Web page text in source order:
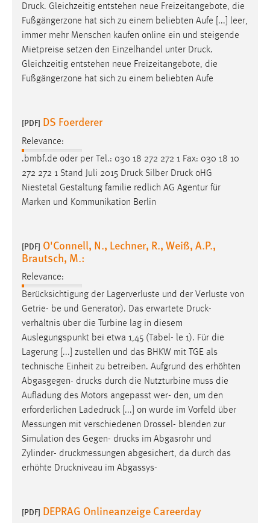
Druck. Gleichzeitig entstehen neue Freizeitangebote, die
Fußgängerzone hat sich zu einem beliebten Aufe [...] leer,
immer mehr Menschen kaufen online ein und steigende
Mietpreise setzen den Einzelhandel unter Druck.
Gleichzeitig entstehen neue Freizeitangebote, die
Fußgängerzone hat sich zu einem beliebten Aufe
[PDF] DS Foerderer
Relevance:
.bmbf.de oder per Tel.: 030 18 272 272 1 Fax: 030 18 10
272 272 1 Stand Juli 2015 Druck Silber Druck oHG
Niestetal Gestaltung familie redlich AG Agentur für
Marken und Kommunikation Berlin
[PDF] O'Connell, N., Lechner, R., Weiß, A.P.,
Brautsch, M.:
Relevance:
Berücksichtigung der Lagerverluste und der Verluste von
Getrie- be und Generator). Das erwartete Druck-
verhältnis über die Turbine lag in diesem
Auslegungspunkt bei etwa 1,45 (Tabel- le 1). Für die
Lagerung [...] zustellen und das BHKW mit TGE als
technische Einheit zu betreiben. Aufgrund des erhöhten
Abgasgegen- drucks durch die Nutzturbine muss die
Aufladung des Motors angepasst wer- den, um den
erforderlichen Ladedruck [...] on wurde im Vorfeld über
Messungen mit verschiedenen Drossel- blenden zur
Simulation des Gegen- drucks im Abgasrohr und
Zylinder- druckmessungen abgesichert, da durch das
erhöhte Druckniveau im Abgassys-
[PDF] DEPRAG Onlineanzeige Careerday